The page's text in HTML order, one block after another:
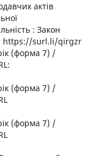
актів
: Закон
https://surl.li/qirgzr
(форма 7) /
(форма 7) /
(форма 7) /